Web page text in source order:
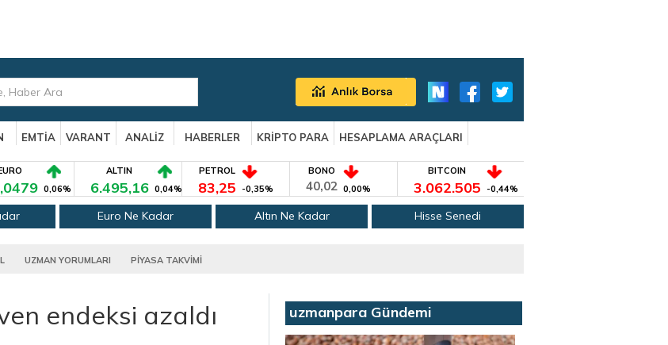
EMTİA VARANT ANALİZ HABERLER KRİPTO PARA
HESAPLAMA ARAÇLARI
0,06%
ALTIN
6.495,16 0,04%
PETROL
83,25 -0,35%
BONO
40,02 0,00%
BITCOIN
3.062.505 -0,44%
Euro Ne Kadar Altın Ne Kadar Hisse Senedi
UZMAN YORUMLARI PİYASA TAKVİMİ
endeksi azaldı uzmanpara Gündemi